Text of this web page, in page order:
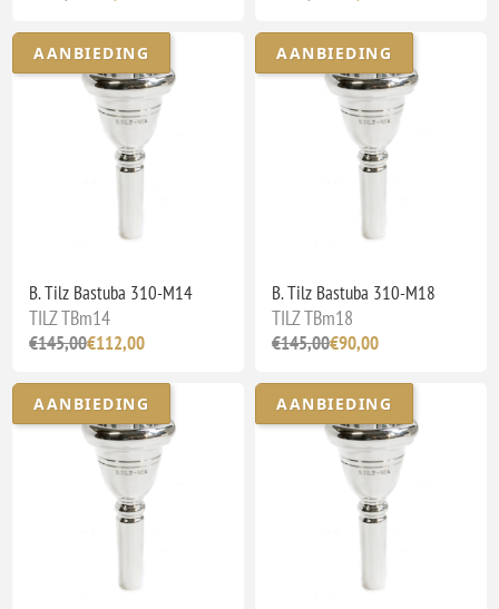
AANBIEDING
B. Tilz Bastuba 310-M14
TILZ TBm14
€145,00€112,00
AANBIEDING
B. Tilz Bastuba 310-M18
TILZ TBm18
€145,00€90,00
AANBIEDING AANBIEDING